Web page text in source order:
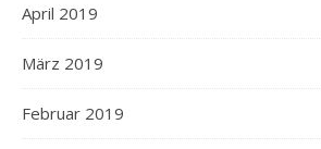
April 2019
März 2019
Februar 2019